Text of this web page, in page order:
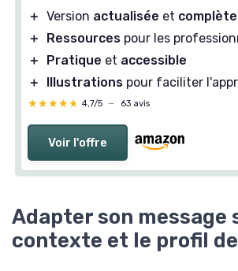
＋ Version actualisée et complète
＋
Ressources pour les
＋
Pratique et accessible
＋
Illustrations pour faciliter
★★★★★
★★★★★ 4,7/5 — 63 avis
Voir l'offre
Adapter son message
contexte et le profil de